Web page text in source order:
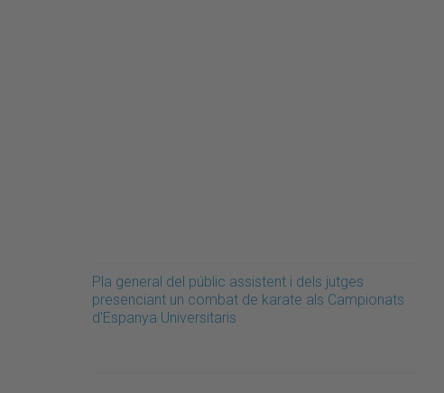
Pla general del públic assistent i dels jutges
presenciant un combat de karate als Campionats
d'Espanya Universitaris